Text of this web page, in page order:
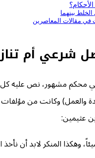
بينهما
في مقالات المعاصرين
شرعي أم
محكم مشهور، نص عليه
وكانت من
عثيمين:
وهكذا المنكر لابد أن